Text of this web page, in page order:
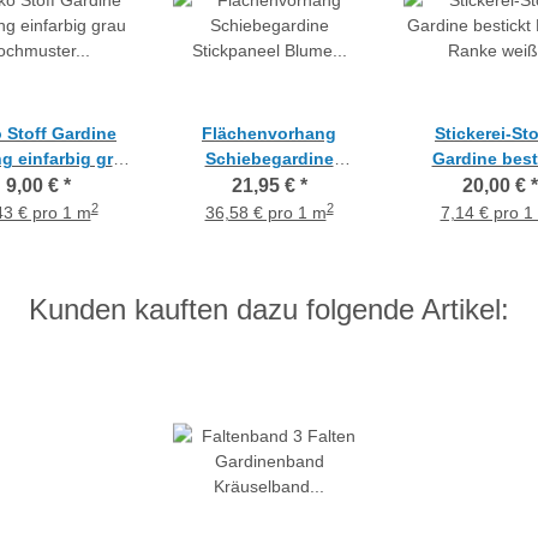
Stoff Gardine
einfarbig grau
blickdicht,
9,00 € *
€ pro 1 m2
Flächenvorhang
Schiebegardine
Stickpaneel Blume
weiß taupe transparent
21,95 € *
36,58 € pro 1 m2
Stickerei-
Gardine
Blumen Ranke
grau
20,00 € *
7,14 € pro 1
Kunden kauften dazu folgende Artikel: